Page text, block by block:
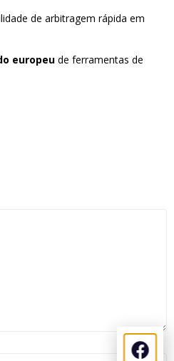
de arbitragem rápida em
europeu de ferramentas de